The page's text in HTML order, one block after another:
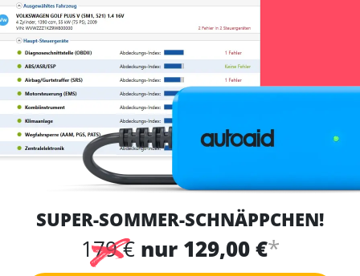
SUPER-SOMMER-SCHNÄPPCHEN!
179 € nur 129,00 €*